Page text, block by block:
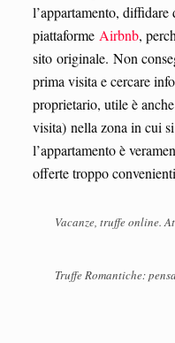
l’appartamento,
piattaforme Airbnb,
sito originale. Non
prima visita e cercare
proprietario, utile è
visita) nella zona in cui
l’appartamento è
offerte troppo
Vacanze, truffe online.
Truffe Romantiche: